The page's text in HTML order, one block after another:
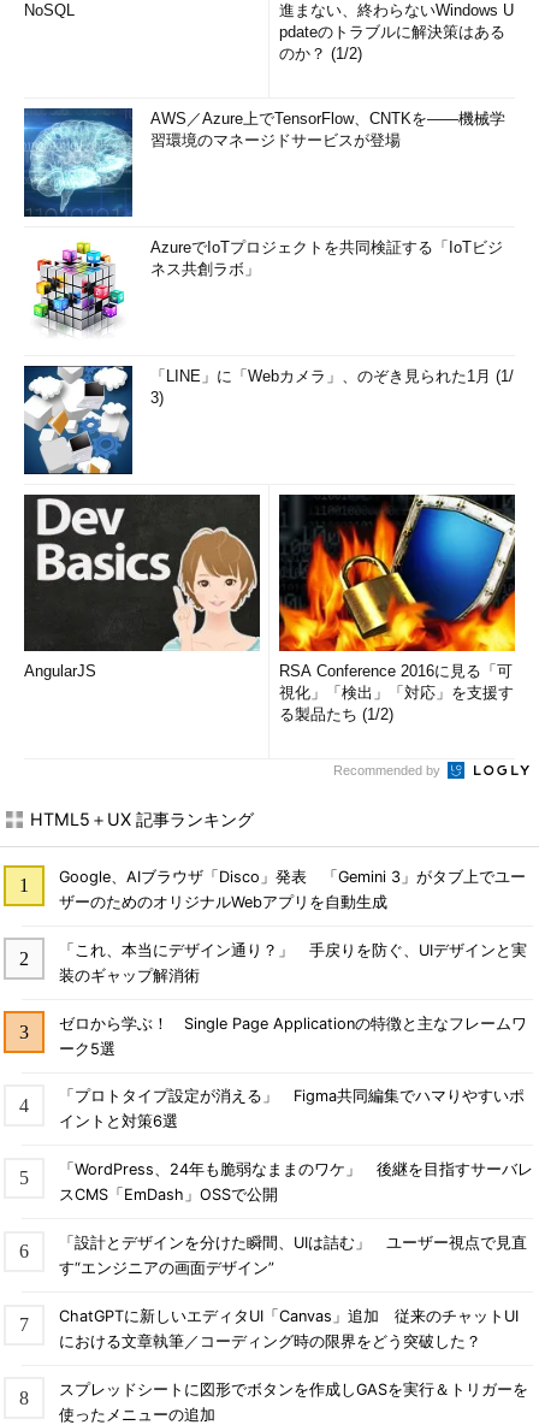
NoSQL
進まない、終わらないWindows U
pdateのトラブルに解決策はある
のか？ (1/2)
AWS／Azure上でTensorFlow、CNTKを――機械学
習環境のマネージドサービスが登場
AzureでIoTプロジェクトを共同検証する「IoTビジ
ネス共創ラボ」
「LINE」に「Webカメラ」、のぞき見られた1月 (1/
3)
AngularJS
RSA Conference 2016に見る「可
視化」「検出」「対応」を支援す
る製品たち (1/2)
Recommended by
HTML5＋UX 記事ランキング
Google、AIブラウザ「Disco」発表 「Gemini 3」がタブ上でユー
ザーのためのオリジナルWebアプリを自動生成
「これ、本当にデザイン通り？」 手戻りを防ぐ、UIデザインと実
装のギャップ解消術
ゼロから学ぶ！ Single Page Applicationの特徴と主なフレームワ
ーク5選
「プロトタイプ設定が消える」 Figma共同編集でハマりやすいポ
イントと対策6選
「WordPress、24年も脆弱なままのワケ」 後継を目指すサーバレ
スCMS「EmDash」OSSで公開
「設計とデザインを分けた瞬間、UIは詰む」 ユーザー視点で見直
す“エンジニアの画面デザイン”
ChatGPTに新しいエディタUI「Canvas」追加 従来のチャットUI
における文章執筆／コーディング時の限界をどう突破した？
スプレッドシートに図形でボタンを作成しGASを実行＆トリガーを
使ったメニューの追加